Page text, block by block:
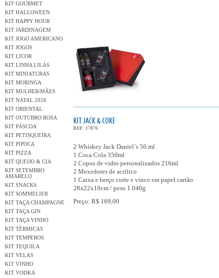
KIT GOURMET
KIT HALLOWEEN
KIT HAPPY HOUR
KIT JARDINAGEM
KIT JOGO AMERICANO
KIT JOGOS
KIT LICOR
KIT LINHA LILÁS
KIT MINIATURAS
KIT MORINGA
KIT MULHER/MÃES
KIT NATAL 2026
KIT ORIENTAL
KIT OUTUBRO ROSA
KIT PÁSCOA
KIT PETISQUEIRA
KIT PIPOCA
KIT PIZZA
KIT QUEIJO & CIA
KIT SETEMBRO
AMARELO
KIT SNACKS
KIT SOMMELIER
KIT TAÇA CHAMPAGNE
KIT TAÇA GIN
KIT TAÇA VINHO
KIT TÉRMICAS
KIT TEMPEROS
KIT TEQUILA
KIT VELAS
KIT VINHO
KIT VODKA
KIT JACK & COKE
REF: 17876
2 Whiskey Jack Daniel´s 50 ml
1 Coca Cola 350ml
2 Copos de vidro personalizados 216ml
2 Mexedores de acrilico
1 Caixa e berço corte e vinco em papel cartão
28x22x10cm / peso 1.040g
Preço: R$ 169,00